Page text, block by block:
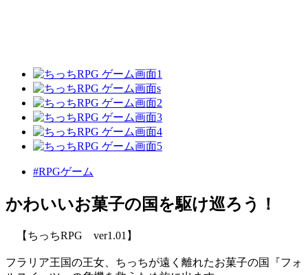
#RPGゲーム
かわいいお菓子の国を駆け巡ろう！
【ちっちRPG ver1.01】
フラリア王国の王女、ちっちが遠く離れたお菓子の国『フォ